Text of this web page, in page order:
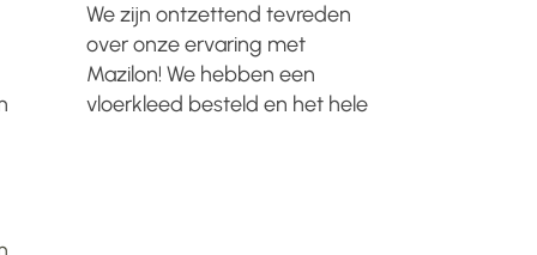
We zijn ontzettend tevreden
over onze ervaring met
Mazilon! We hebben een
vloerkleed besteld en het hele